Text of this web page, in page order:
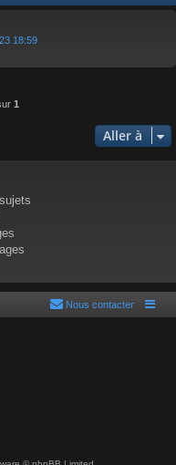
18:59
1
Aller à
Nous contacter